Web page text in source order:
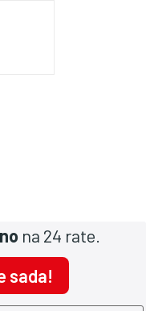
na 24 rate.
sada!